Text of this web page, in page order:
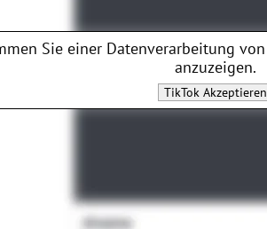
Sie einer Datenverarbeitung von
anzuzeigen.
TikTokAkzeptieren